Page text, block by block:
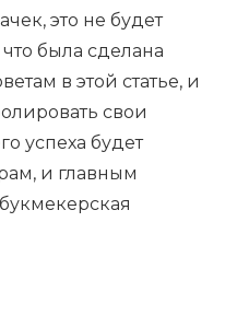
это не будет
была сделана
в этой статье, и
свои
успеха будет
и главным